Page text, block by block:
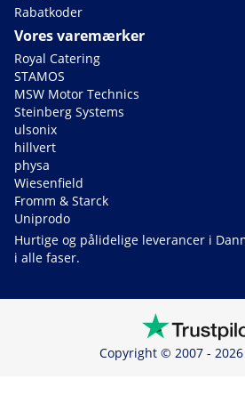
Rabatkoder
Vores varemærker
Royal Catering
STAMOS
MSW Motor Technics
Steinberg Systems
ulsonix
hillvert
physa
Wiesenfield
Fromm & Starck
Uniprodo
Hurtige og pålidelige leverancer i
i alle faser.
Copyright © 2007 -